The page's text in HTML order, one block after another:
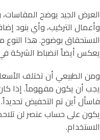
العرض الجيد يوضح
وأعمال التركيب، وأي بنود
الاستحقاق بوضوح. هذا
يعكس أيضاً انضباط الشركة
ومن الطبيعي أن تختلف
يجب أن يكون مفهوماً. إذا
فاسأل أين تم التخفيض
يكون على حساب عنصر لن
الاستخدام.